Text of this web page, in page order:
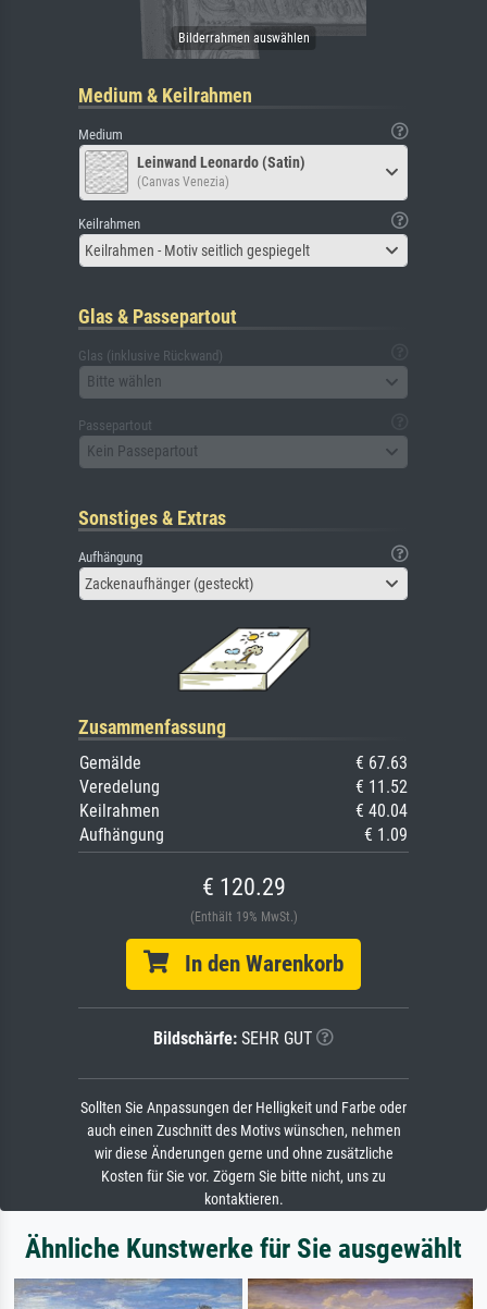
Medium & Keilrahmen
Medium
Leinwand Leonardo (Satin)
(Canvas Venezia)
Keilrahmen
Keilrahmen - Motiv seitlich gespiegelt
Glas & Passepartout
Glas (inklusive Rückwand)
Bitte wählen
Passepartout
Kein Passepartout
Sonstiges & Extras
Aufhängung
Zackenaufhänger (gesteckt)
Zusammenfassung
Gemälde
€ 67.63
Veredelung
€ 11.52
Keilrahmen
€ 40.04
Aufhängung
€ 1.09
€ 120.29
(Enthält 19% MwSt.)
In den Warenkorb
Bildschärfe: SEHR GUT
Sollten Sie Anpassungen der Helligkeit und Farbe oder
auch einen Zuschnitt des Motivs wünschen, nehmen
wir diese Änderungen gerne und ohne zusätzliche
Kosten für Sie vor. Zögern Sie bitte nicht, uns zu
kontaktieren.
Ähnliche Kunstwerke für Sie ausgewählt